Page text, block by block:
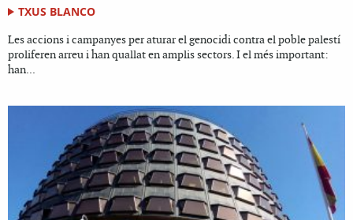
TXUS BLANCO
Les accions i campanyes per aturar el genocidi contra el poble palestí
proliferen arreu i han quallat en amplis sectors. I el més important:
han...